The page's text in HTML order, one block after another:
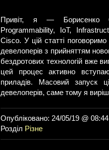
Привіт, я — Борисенко
Programmability, IoT,
Cisco. У цій статті
девелоперів з прийняттям
бездротових технологій вже
цей процес активно
приладів. Масовий запуск
девелоперів, саме тому я
Опубліковано: 24/05/19 @ 08:44
Розділ Різне